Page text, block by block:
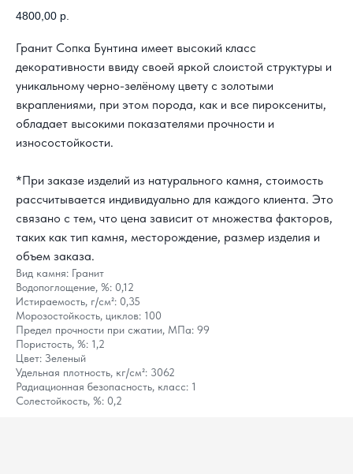
4800,00 р.
Гранит Сопка Бунтина имеет высокий класс
декоративности ввиду своей яркой слоистой структуры и
уникальному черно-зелёному цвету с золотыми
вкраплениями, при этом порода, как и все пироксениты,
обладает высокими показателями прочности и
износостойкости.
*При заказе изделий из натурального камня, стоимость
рассчитывается индивидуально для каждого клиента. Это
связано с тем, что цена зависит от множества факторов,
таких как тип камня, месторождение, размер изделия и
объем заказа.
Вид камня: Гранит
Водопоглощение, %: 0,12
Истираемость, г/см²: 0,35
Морозостойкость, циклов: 100
Предел прочности при сжатии, МПа: 99
Пористость, %: 1,2
Цвет: Зеленый
Удельная плотность, кг/см²: 3062
Радиационная безопасность, класс: 1
Солестойкость, %: 0,2
КАК С НАМИ
СВЯЗАТЬСЯ?
info@topgranit-expert.ru
8 800 302-18-08
г. Москва, Одинцово,
ул. Западная, 17, стр.24
г. Санкт-Петербург,Ярославский
проспект 66 корп. 1